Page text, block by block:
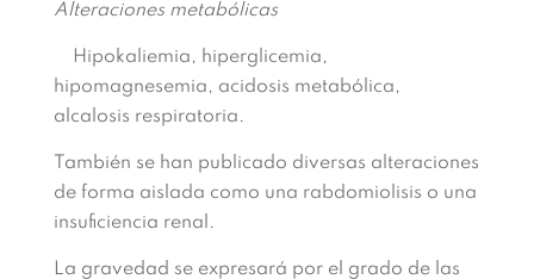
Alteraciones metabólicas
Hipokaliemia, hiperglicemia,
hipomagnesemia, acidosis metabólica,
alcalosis respiratoria.
También se han publicado diversas alteraciones
de forma aislada como una rabdomiolisis o una
insuficiencia renal.
La gravedad se expresará por el grado de las